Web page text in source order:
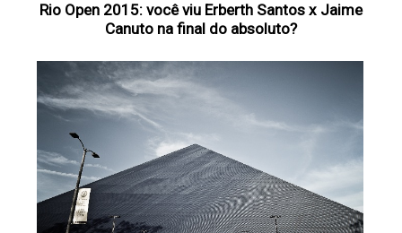
Rio Open 2015: você viu Erberth Santos x Jaime
Canuto na final do absoluto?